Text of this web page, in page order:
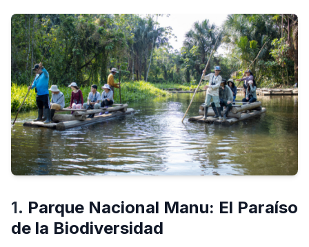
1. Parque Nacional Manu: El Paraíso
de la Biodiversidad